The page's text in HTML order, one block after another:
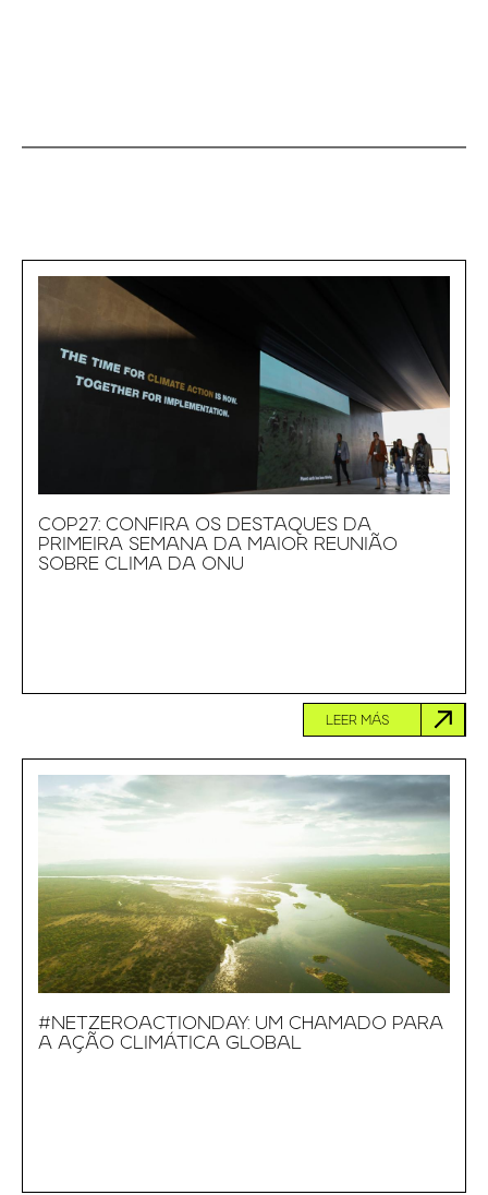
COP27: CONFIRA OS DESTAQUES DA
PRIMEIRA SEMANA DA MAIOR REUNIÃO
SOBRE CLIMA DA ONU
LEER MÁS
#NETZEROACTIONDAY: UM CHAMADO PARA
A AÇÃO CLIMÁTICA GLOBAL